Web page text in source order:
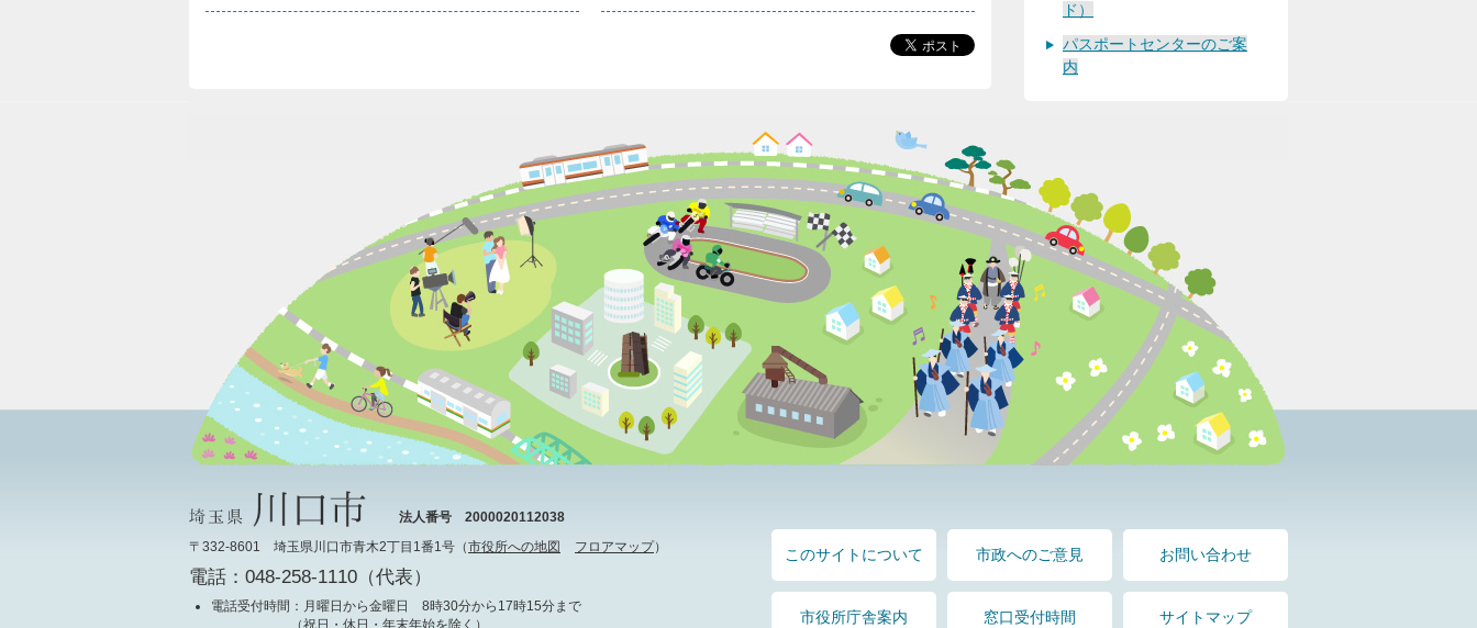
ド）
パスポートセンターのご案
内
法人番号 2000020112038
〒332-8601 埼玉県川口市青木2丁目1番1号（市役所への地図 フロアマップ）
電話：048-258-1110（代表）
電話受付時間 ：月曜日から金曜日 8時30分から17時15分まで
（祝日・休日・年末年始を除く）
このサイトについて 市政へのご意見 お問い合わせ
市役所庁舎案内 窓口受付時間 サイトマップ